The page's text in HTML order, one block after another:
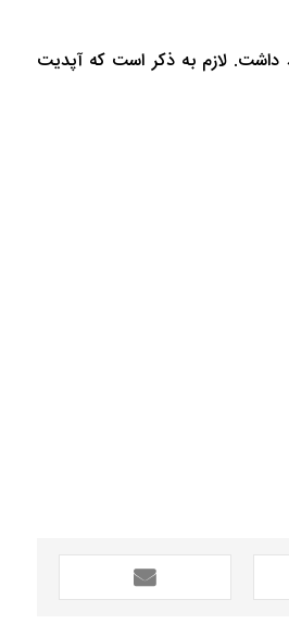
انتری خود را خواهید داشت. لازم به ذکر است که آپدیت